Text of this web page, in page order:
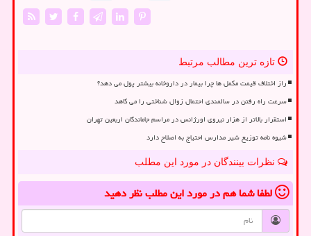
تازه ترین مطالب مرتبط
راز اختلاف قیمت مکمل ها چرا بیمار در داروخانه بیشتر پول می دهد؟
سرعت راه رفتن در سالمندی احتمال زوال شناختی را می کاهد
استقرار بالاتر از هزار نیروی اورژانس در مراسم جاماندگان اربعین تهران
شیوه نامه توزیع شیر مدارس احتیاج به اصلاح دارد
نظرات بینندگان در مورد این مطلب
لطفا شما همدر مورد این مطلبنظر دهید